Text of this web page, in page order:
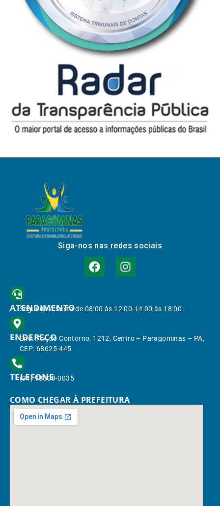
Siga-nos nas redes sociais
ATENDIMENTO
Segunda à Sexta de 08:00 às 12:00-14:00 às 18:00
ENDEREÇO
End.: Av. do Contorno, 1212, Centro – Paragominas – PA,
CEP: 68625-445
TELEFONE
(91) 98309-0035
COMO CHEGAR À PREFEITURA